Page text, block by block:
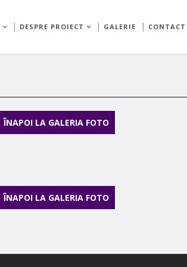
DESPRE PROIECT GALERIE CONTACT
ÎNAPOI LA GALERIA FOTO
ÎNAPOI LA GALERIA FOTO